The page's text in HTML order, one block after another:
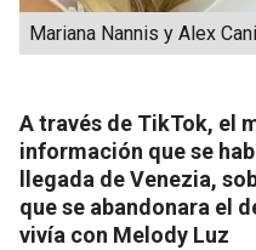
Mariana Nannis y Alex
A través de TikTok, el
información que se
llegada de Venezia,
que se abandonara el
vivía con Melody Luz